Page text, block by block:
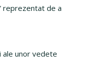
reprezentat de a
ale unor vedete